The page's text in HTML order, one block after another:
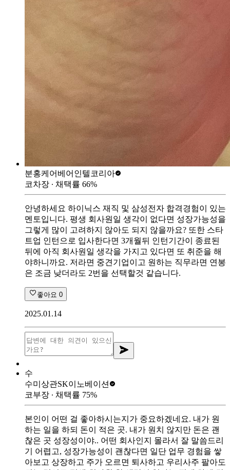
분홍케어베어 인텔코리아
코차장 ∙ 채택률 66%
안녕하세요 하이닉스 재직 및 삼성전자 합격경험이 있는
멘토입니다. 평생 회사원일 생각이 없다면 성장가능성을
그렇게 많이 고려하지 않아도 되지 않을까요? 또한 스타
트업 인턴으로 입사한다면 3개월뒤 인턴기간이 종료된
뒤에 아직 회사원일 생각을 가지고 있다면 또 취준을 해
야하니까요. 저라면 중견기업이고 원하는 직무라면 연봉
은 조금 낮더라도 2번을 선택할것 같습니다.
좋아요 0
2025.01.14
수
수미상관SK이노베이션
코부장 ∙ 채택률 75%
본인이 어떤 걸 좋아하시는지가 중요하겠네요. 내가 원
하는 일을 하되 돈이 적은 곳. 내가 원치 않지만 돈은 괜
찮은 곳 성장성이야.. 어떤 회사인지 몰라서 잘 말씀드리
기 어렵고, 성장가능성이 괜찮다면 일단 업무 경험을 쌓
아보고 상장하고 주가 오르면 퇴사하고 우리사주 팔아도